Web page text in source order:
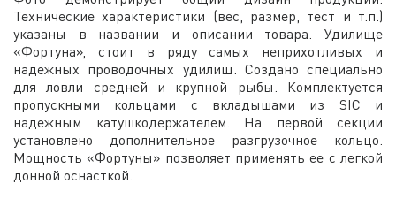
Технические характеристики (вес, размер, тест и т.п.)
указаны в названии и описании товара. Удилище
«Фортуна», стоит в ряду самых неприхотливых и
надежных проводочных удилищ. Создано специально
для ловли средней и крупной рыбы. Комплектуется
пропускными кольцами с вкладышами из SIC и
надежным катушкодержателем. На первой секции
установлено дополнительное разгрузочное кольцо.
Мощность «Фортуны» позволяет применять ее с легкой
донной оснасткой.